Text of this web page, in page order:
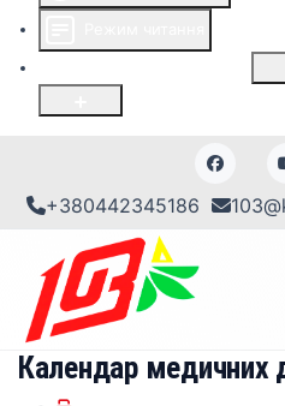
+380442345186
Календар медичних